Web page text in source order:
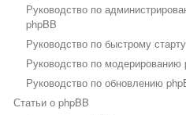
Руководство по
phpBB
Руководство по быстрому старту
Руководство по модерированию
Руководство по обновлению
Статьи о phpBB